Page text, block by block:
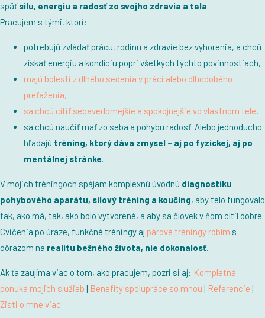
späťsilu, energiu a radosť zo svojho zdravia a tela.
Pracujem s tými, ktorí:
potrebujú zvládať prácu, rodinu a zdravie bez vyhorenia, a chcú
získať energiu a kondíciu popri všetkých týchto povinnostiach,
majú bolesti z dlhého sedenia v práci alebo dlhodobého
preťaženia,
sa chcú cítiť sebavedomejšie a spokojnejšie vo vlastnom tele,
sa chcú naučiť mať zo seba a pohybu radosť. Alebo jednoducho
hľadajú tréning, ktorý dáva zmysel – aj po fyzickej, aj po
mentálnej stránke.
V mojich tréningoch spájam komplexnú úvodnú diagnostiku
pohybového aparátu, silový tréning a koučing, aby telo fungovalo
tak, ako má, tak, ako bolo vytvorené, a aby sa človek v ňom cítil dobre.
Cvičenia po úraze, funkčné tréningy aj párové tréningy robím s
dôrazom na realitu bežného života, nie dokonalosť.
Ak ťa zaujíma viac o tom, ako pracujem, pozri si aj: Kompletná
ponuka mojich služieb | Benefity spolupráce so mnou | Referencie |
Zisti o mne viac